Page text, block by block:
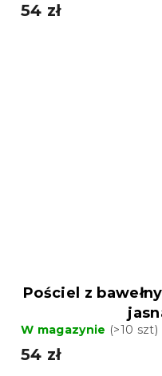
54 zł
Pościel z
W magazynie (>10 szt)
54 zł